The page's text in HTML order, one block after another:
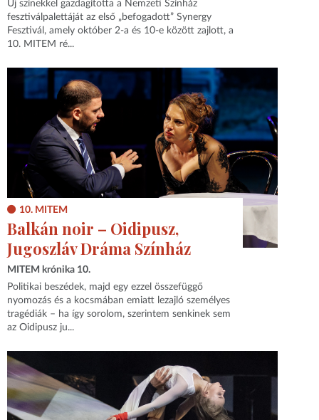
Új színekkel gazdagította a Nemzeti Színház
fesztiválpalettáját az első „befogadott” Synergy
Fesztivál, amely október 2-a és 10-e között zajlott, a
10. MITEM ré...
10. MITEM
Balkán noir – Oidipusz,
Jugoszláv Dráma Színház
MITEM krónika 10.
Politikai beszédek, majd egy ezzel összefüggő
nyomozás és a kocsmában emiatt lezajló személyes
tragédiák – ha így sorolom, szerintem senkinek sem
az Oidipusz ju...